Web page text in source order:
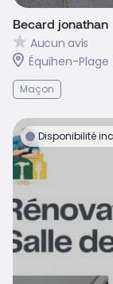
Becard jonathan
Aucun avis
Équihen-
Maçon
Disponibilité